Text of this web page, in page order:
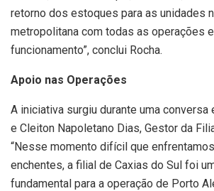
retorno dos estoques para as unidades
metropolitana com todas as operações
funcionamento”, conclui Rocha.
Apoio nas Operações
A iniciativa surgiu durante uma conversa
e Cleiton Napoletano Dias, Gestor da
“Nesse momento difícil que
enchentes, a filial de Caxias do Sul foi
fundamental para a operação de Porto